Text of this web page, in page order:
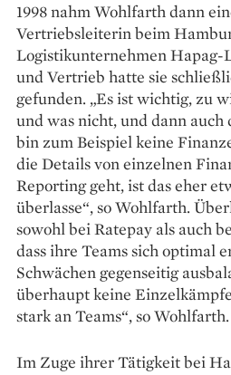
1998 nahm Wohlfarth dann
Vertriebsleiterin beim
Logistikunternehmen
und Vertrieb hatte sie
gefunden. „Es ist wichtig, zu
und was nicht, und dann
bin zum Beispiel keine
die Details von einzelnen
Reporting geht, ist das eher
überlasse“, so Wohlfarth.
sowohl bei Ratepay als auch
dass ihre Teams sich optimal
Schwächen gegenseitig
überhaupt keine
stark an Teams“, so Wohlfarth.
Im Zuge ihrer Tätigkeit bei